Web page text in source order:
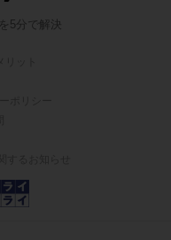
5分で解決